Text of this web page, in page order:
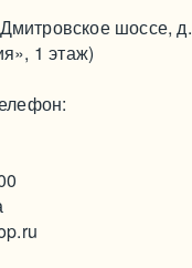
шоссе, д.
1 этаж)